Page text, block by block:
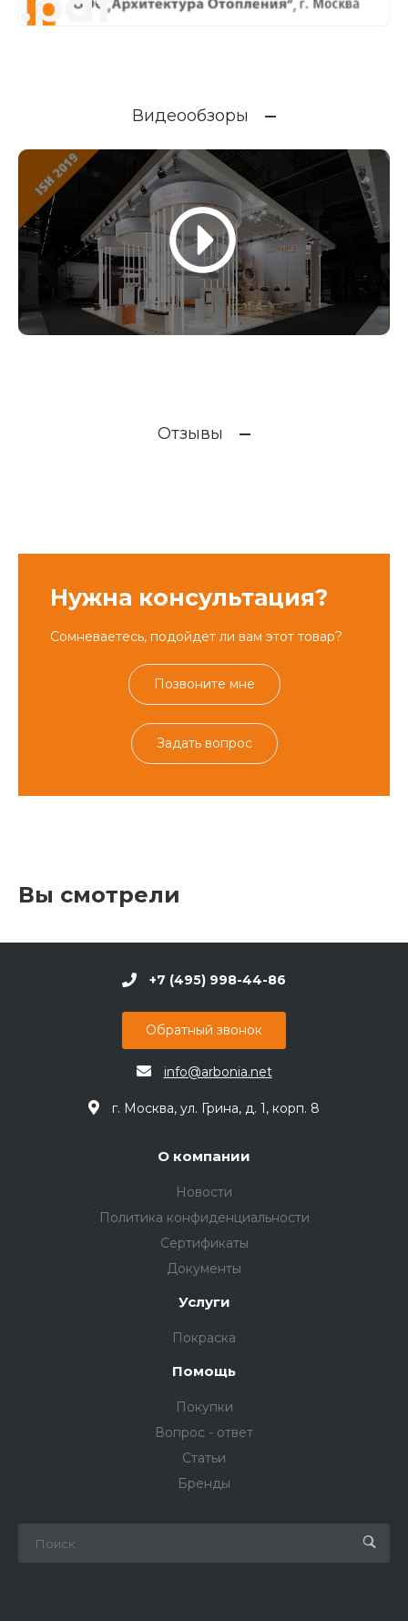
Видеообзоры
Отзывы
Нужна консультация?
Сомневаетесь, подойдет ли вам этот товар?
Позвоните мне
Задать вопрос
Вы смотрели
+7 (495) 998-44-86
Обратный звонок
info@arbonia.net
г. Москва, ул. Грина, д. 1, корп. 8
О компании
Новости
Политика конфиденциальности
Сертификаты
Документы
Услуги
Покраска
Помощь
Покупки
Вопрос - ответ
Статьи
Бренды